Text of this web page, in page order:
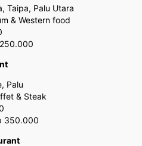
Taipa, Palu Utara
& Western food
Palu
& Steak
350.000